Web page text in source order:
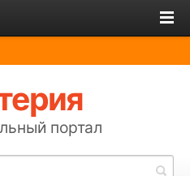
портал